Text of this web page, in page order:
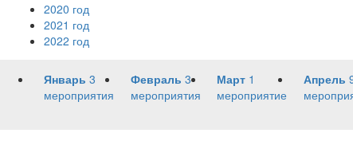
2020 год
2021 год
2022 год
Январь 3
мероприятия
Февраль 3
мероприятия
Март 1
мероприятие
Апрель